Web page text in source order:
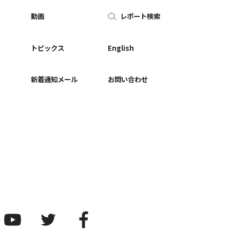
動画
トピックス
新着通知メール
レポート検索
English
お問い合わせ